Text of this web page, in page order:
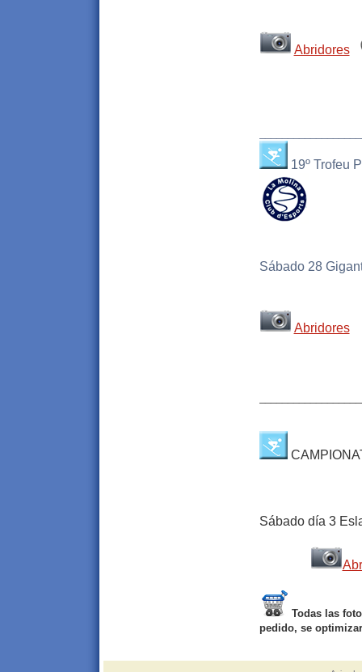
Abridores
19º Trofeu
Sábado 28
Abridores
Sábado día 3
Todas las
pedido, se